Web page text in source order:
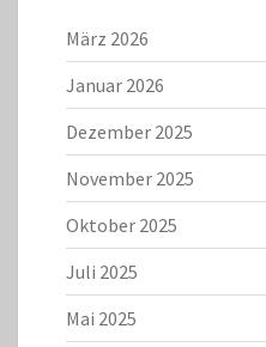
März 2026
Januar 2026
Dezember 2025
November 2025
Oktober 2025
Juli 2025
Mai 2025